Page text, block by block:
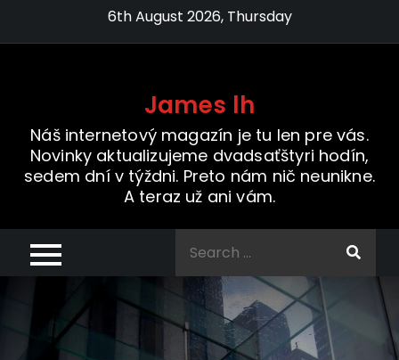
6th August 2026, Thursday
James lh
Náš internetový magazín je tu len pre vás.
Novinky aktualizujeme dvadsaťštyri hodín,
sedem dní v týždni. Preto nám nič neunikne.
A teraz už ani vám.